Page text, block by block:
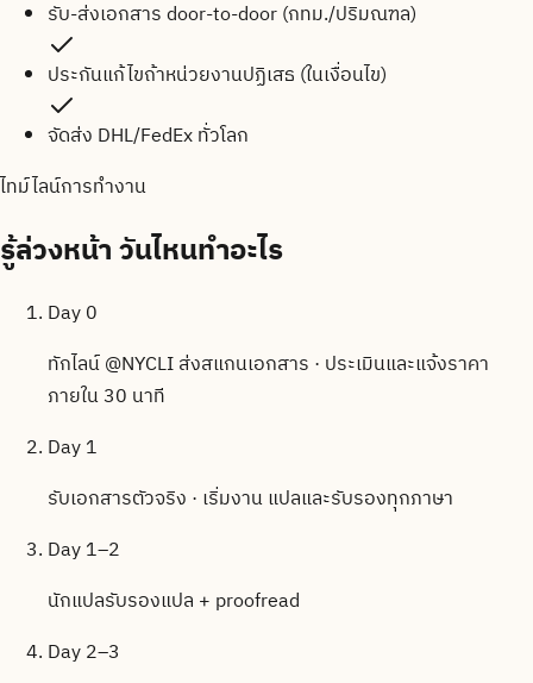
รับ-ส่งเอกสาร door-to-door (กทม./ปริมณฑล)
ประกันแก้ไขถ้าหน่วยงานปฏิเสธ (ในเงื่อนไข)
จัดส่ง DHL/FedEx ทั่วโลก
ไทม์ไลน์การทำงาน
รู้ล่วงหน้าวันไหนทำอะไร
Day 0
ทักไลน์ @NYCLI ส่งสแกนเอกสาร · ประเมินและแจ้งราคา
ภายใน 30 นาที
Day 1
รับเอกสารตัวจริง · เริ่มงาน แปลและรับรองทุกภาษา
Day 1–2
นักแปลรับรองแปล + proofread
Day 2–3